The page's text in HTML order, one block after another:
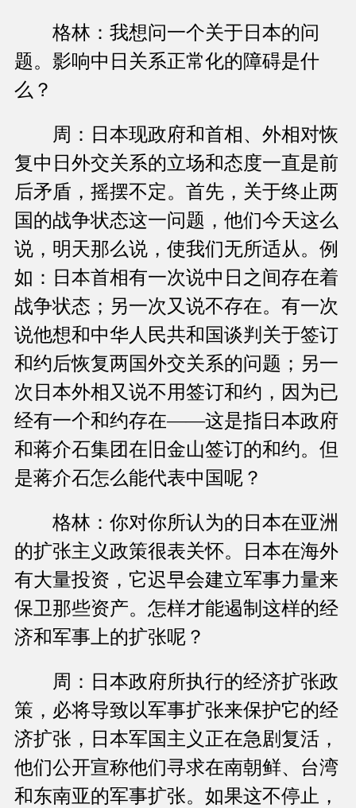
格林：我想问一个关于日本的问
题。影响中日关系正常化的障碍是什
么？
周：日本现政府和首相、外相对恢
复中日外交关系的立场和态度一直是前
后矛盾，摇摆不定。首先，关于终止两
国的战争状态这一问题，他们今天这么
说，明天那么说，使我们无所适从。例
如：日本首相有一次说中日之间存在着
战争状态；另一次又说不存在。有一次
说他想和中华人民共和国谈判关于签订
和约后恢复两国外交关系的问题；另一
次日本外相又说不用签订和约，因为已
经有一个和约存在——这是指日本政府
和蒋介石集团在旧金山签订的和约。但
是蒋介石怎么能代表中国呢？
格林：你对你所认为的日本在亚洲
的扩张主义政策很表关怀。日本在海外
有大量投资，它迟早会建立军事力量来
保卫那些资产。怎样才能遏制这样的经
济和军事上的扩张呢？
周：日本政府所执行的经济扩张政
策，必将导致以军事扩张来保护它的经
济扩张，日本军国主义正在急剧复活，
他们公开宣称他们寻求在南朝鲜、台湾
和东南亚的军事扩张。如果这不停止，